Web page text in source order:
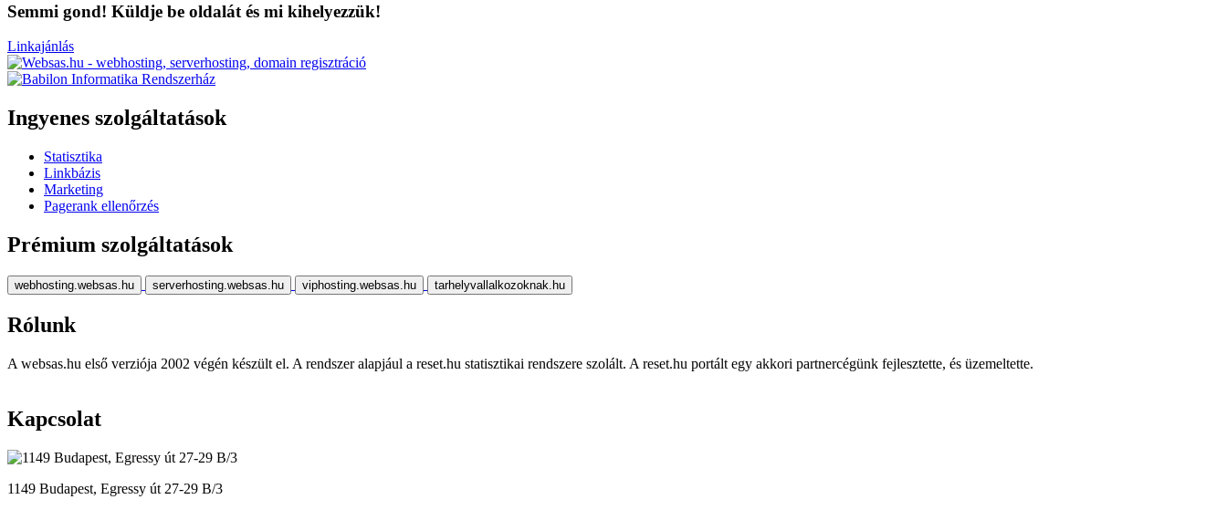
Semmi gond! Küldje be oldalát és mi kihelyezzük!
Linkajánlás
Ingyenes szolgáltatások
Statisztika
Linkbázis
Marketing
Pagerank ellenőrzés
Prémium szolgáltatások
webhosting.websas.hu serverhosting.websas.hu viphosting.websas.hu tarhelyvallalkozoknak.hu
Rólunk
A websas.hu első verziója 2002 végén készült el. A rendszer alapjául a reset.hu statisztikai rendszere szolált. A reset.hu portált egy akkori partnercégünk fejlesztette, és üzemeltette.
Kapcsolat
1149 Budapest, Egressy út 27-29 B/3